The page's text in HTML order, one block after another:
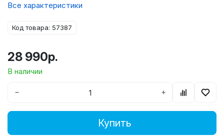
Все характеристики
Код товара: 57387
28 990р.
В наличии
− +
Купить